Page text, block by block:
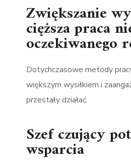
Zwiększanie
cięższa praca
oczekiwanego
Dotychczasowe metody
większym wysiłkiem i
przestały działać.
Szef czujący
wsparcia